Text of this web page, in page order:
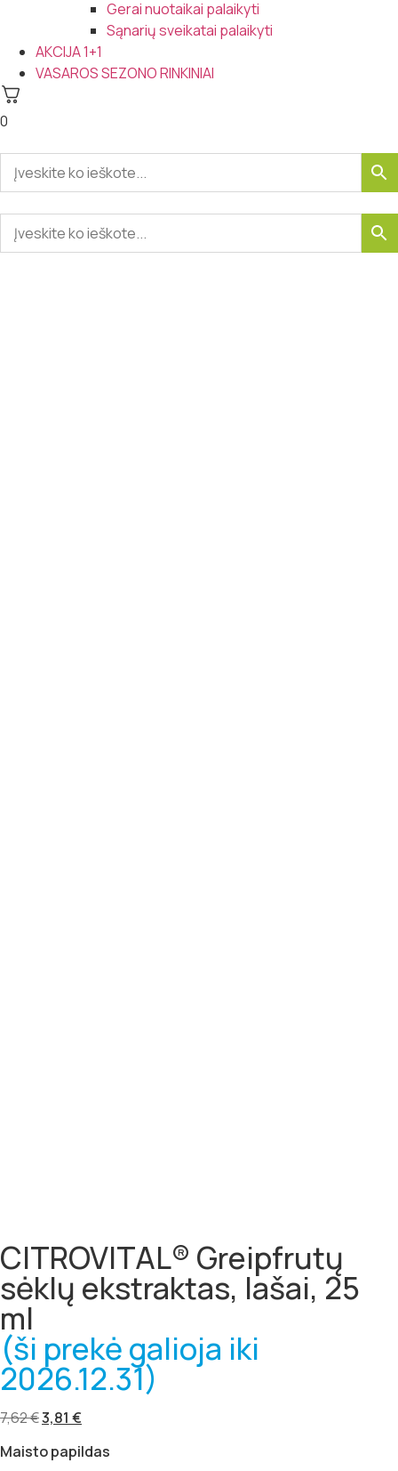
Gerai nuotaikai palaikyti
Sąnarių sveikatai palaikyti
AKCIJA 1+1
VASAROS SEZONO RINKINIAI
0
CITROVITAL® Greipfrutų
sėklų ekstraktas, lašai, 25
ml
(ši prekė galioja iki
2026.12.31)
7,62€3,81 €
Maisto papildas